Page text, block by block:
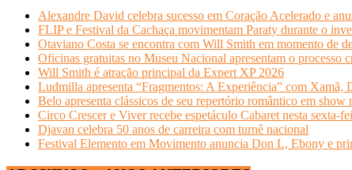
Alexandre David celebra sucesso em Coração Acelerado e
FLIP e Festival da Cachaça movimentam Paraty durante o
Otaviano Costa se encontra com Will Smith em momento de
Oficinas gratuitas no Museu Nacional apresentam o processo
Will Smith é atração principal da Expert XP 2026
Ludmilla apresenta “Fragmentos: A Experiência” com Xamã,
Belo apresenta clássicos de seu repertório romântico em
Circo Crescer e Viver recebe espetáculo Cabaret nesta sexta-
Djavan celebra 50 anos de carreira com turnê nacional
Festival Elemento em Movimento anuncia Don L, Ebony e